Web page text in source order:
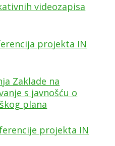
videozapisa
projekta IN
Zaklade na
s javnošću o
plana
projekta IN